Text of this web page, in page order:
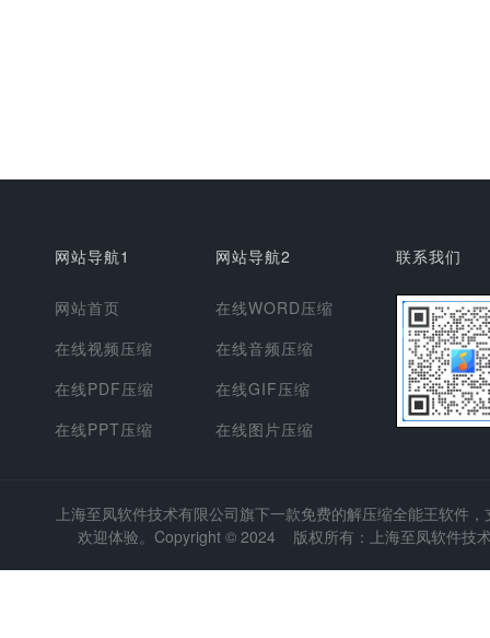
网站导航1
网站首页
在线视频压缩
在线PDF压缩
在线PPT压缩
网站导航2
在线WORD压缩
在线音频压缩
在线GIF压缩
在线图片压缩
联系我们
上海至凤软件技术有限公司旗下一款免费的解压缩全能王软件
欢迎体验。Copyright © 2024 版权所有：上海至凤软件技